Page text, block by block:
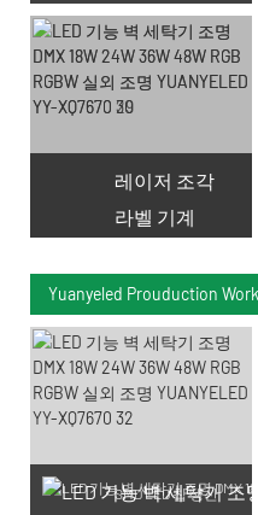
레이저 조각
라벨 기계
Yuanyeled Prouduction
SMD LED 칩 생산